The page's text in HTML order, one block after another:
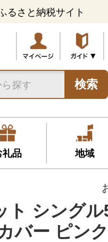
るさと納税サイト
検索
礼品 地域
ト シング
バー ピン